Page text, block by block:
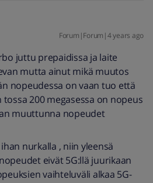
Forum|Forum|4 years ago
juttu prepaidissa ja laite
mutta ainut mikä muutos
nopeudessa on vaan tuo että
200 megasessa on nopeus
muuttunna nopeudet
nurkalla , niin yleensä
eivät 5G:llä juurikaan
vaihteluväli alkaa 5G-